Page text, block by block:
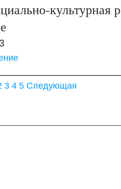
культурная
3 4 5 Следующая